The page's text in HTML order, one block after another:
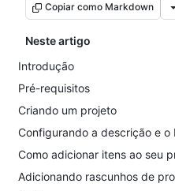
Copiar como Markdown
Neste artigo
Introdução
Pré-requisitos
Criando um projeto
Configurando a descrição e o
Como adicionar itens ao seu
Adicionando rascunhos de